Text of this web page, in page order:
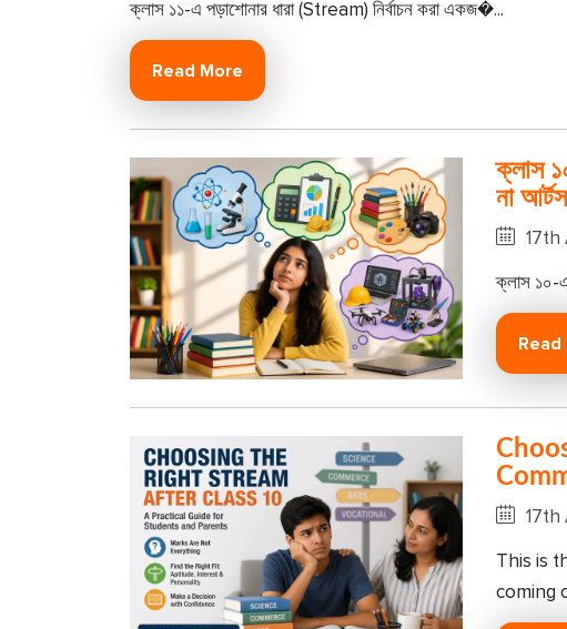
ক্লাস ১১-এ পড়াশোনার ধারা (Stream) নির্বাচন করা একজ�...
Read More
ক্লাস
না
17th
ক্লাস ১০-
Read
17th
This is
coming